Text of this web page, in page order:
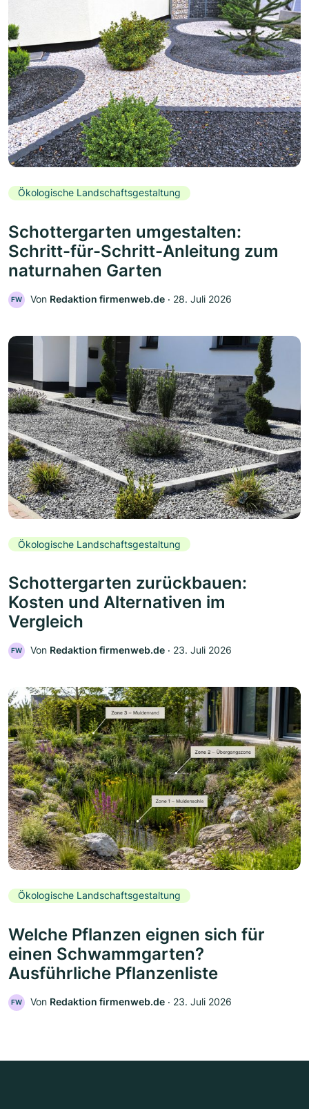
Ökologische Landschaftsgestaltung
Schottergarten umgestalten:
Schritt-für-Schritt-Anleitung zum
naturnahen Garten
FW Von Redaktion firmenweb.de ‧ 28. Juli 2026
Ökologische Landschaftsgestaltung
Schottergarten zurückbauen:
Kosten und Alternativen im
Vergleich
FW Von Redaktion firmenweb.de ‧ 23. Juli 2026
Ökologische Landschaftsgestaltung
Welche Pflanzen eignen sich für
einen Schwammgarten?
Ausführliche Pflanzenliste
FW Von Redaktion firmenweb.de ‧ 23. Juli 2026